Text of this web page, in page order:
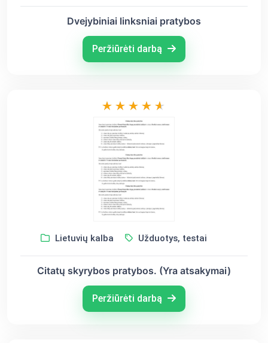
Dvejybiniai linksniai pratybos
Peržiūrėti darbą
Lietuvių kalba Užduotys, testai
Citatų skyrybos pratybos. (Yra atsakymai)
Peržiūrėti darbą